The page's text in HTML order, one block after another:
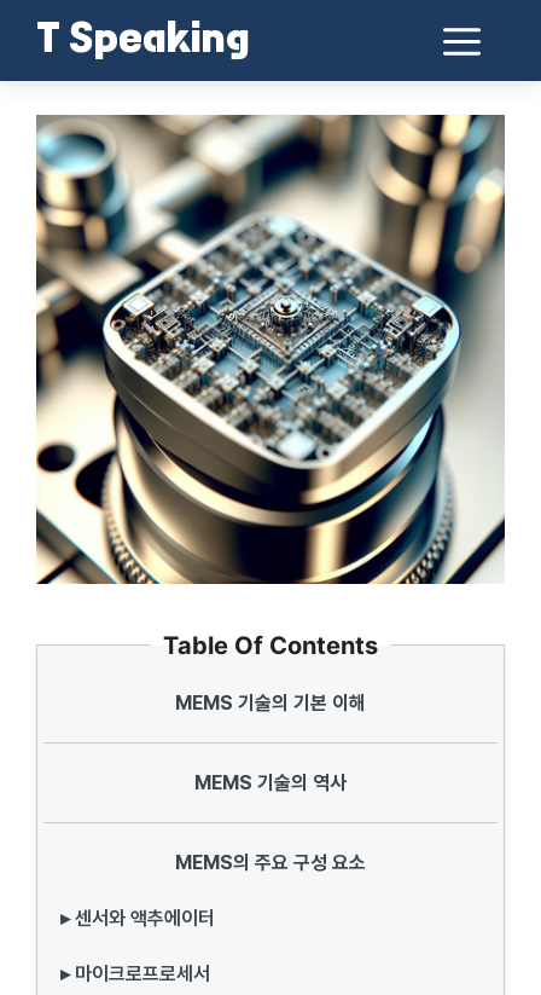
Skip
content
T Speaking
Table Of Contents
MEMS 기술의 기본 이해
MEMS 기술의 역사
MEMS의 주요 구성 요소
▸ 센서와 액추에이터
▸ 마이크로프로세서